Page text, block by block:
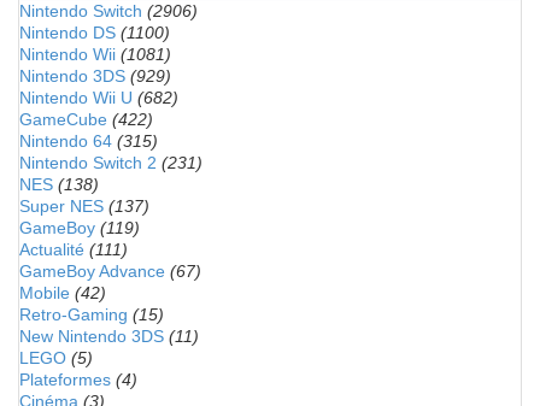
Nintendo Switch (2906)
Nintendo DS (1100)
Nintendo Wii (1081)
Nintendo 3DS (929)
Nintendo Wii U (682)
GameCube (422)
Nintendo 64 (315)
Nintendo Switch 2 (231)
NES (138)
Super NES (137)
GameBoy (119)
Actualité (111)
GameBoy Advance (67)
Mobile (42)
Retro-Gaming (15)
New Nintendo 3DS (11)
LEGO (5)
Plateformes (4)
Cinéma (3)